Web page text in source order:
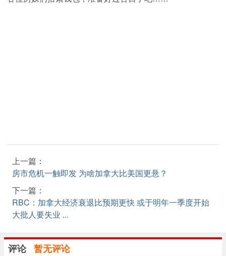
上一篇：
房市危机一触即发 为啥加拿大比美国更悬？
下一篇：
RBC：加拿大经济衰退比预期更快 或于明年一季度开始
大批人要失业 ...
评论 暂无评论